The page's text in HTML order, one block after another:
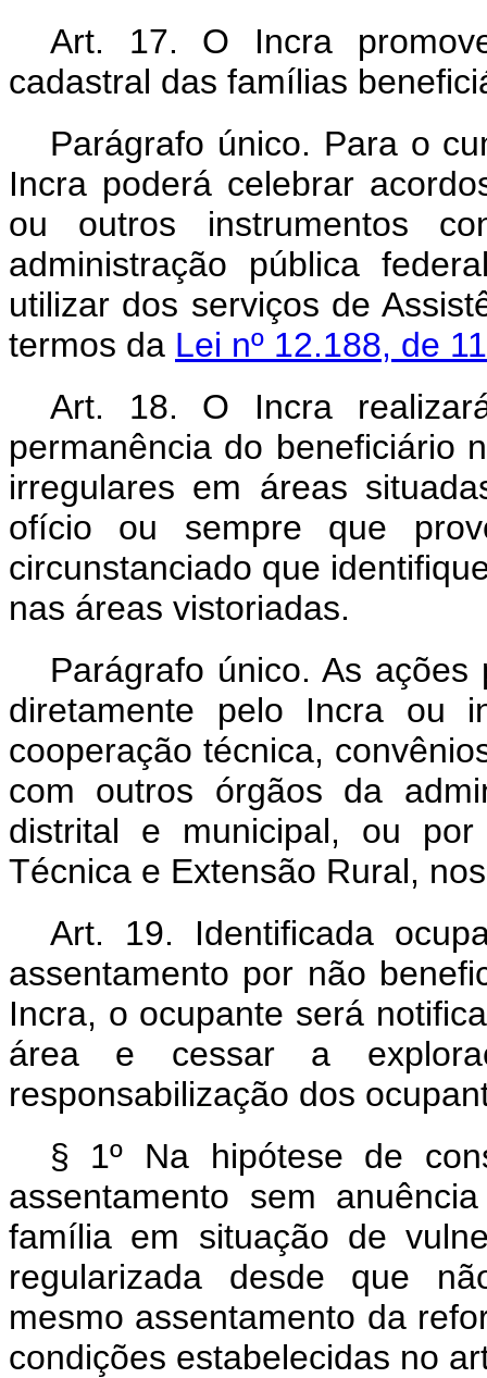
Art. 17. O Incra
cadastral das famílias
Parágrafo único. Para o
Incra poderá celebrar
ou outros instrumentos
administração pública
utilizar dos serviços de
termos da Lei nº 12.188, de
Art. 18. O Incra
permanência do beneficiário
irregulares em áreas
ofício ou sempre que
circunstanciado que
nas áreas vistoriadas.
Parágrafo único. As
diretamente pelo Incra ou
cooperação técnica,
com outros órgãos da
distrital e municipal, ou
Técnica e Extensão Rural,
Art. 19. Identificada
assentamento por não
Incra, o ocupante será
área e cessar a
responsabilização dos
§ 1º Na hipótese de
assentamento sem
família em situação de
regularizada desde que
mesmo assentamento da
condições estabelecidas no